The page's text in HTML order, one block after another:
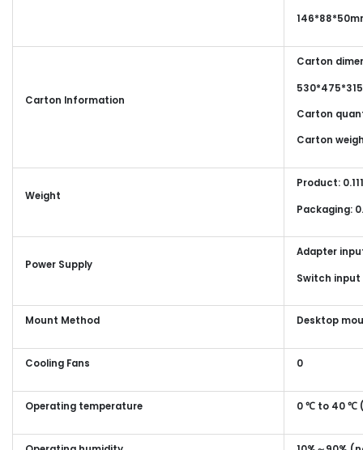
Carton Information
Carton
Carton
Carton
Weight
Product:
Packaging:
Power Supply
Adapter
Switch input
Mount Method Desktop
Cooling Fans 0
Operating temperature 0 ℃ to 40 ℃